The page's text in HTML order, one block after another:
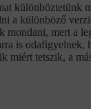
különböztetünk
a különböző
mert a
is
miért tetszik, a